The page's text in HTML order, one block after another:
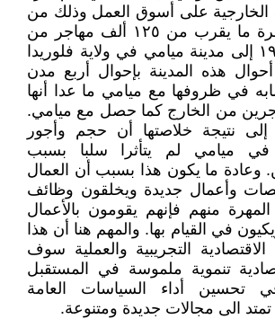
الخارجية على أسوق العمل وذلك من
خلال تتبع تأثير هجرة ما يقرب من ١٢٥ ألف مهاجر من
كوبا خلال عام ١٩٨٠ إلى مدينة ميامي في ولاية فلوريدا
هذه المدينة بإحوال أربع مدن
في ظروفها مع ميامي ما عدا أنها
من الخارج كما حصل مع ميامي.
نتيجة خلاصتها أن حجم وأجور
في ميامي لم يتأثرا سلبا بسبب
وعادة ما يكون هذا بسبب أن العمال
وأعمال جديدة ويخلقون وظائف
منهم فإنهم يقومون بالأعمال
في القيام بها. والمهم هنا أن هذا
التجريبية والعملية سوف
تنموية ملموسة في المستقبل
أداء السياسات العامة
الى مجالات جديدة ومتنوعة.